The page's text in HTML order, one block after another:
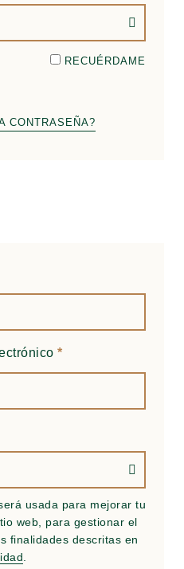
RECUÉRDAME
CONTRASEÑA?
*
usada para mejorar tu
web, para gestionar el
finalidades descritas en